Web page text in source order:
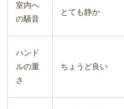
室内へ
の騒音
とても静か
ハンド
ルの重
さ
ちょうど良い